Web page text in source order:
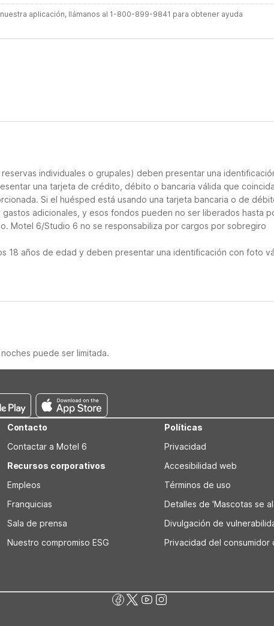
aplicación, llámanos al 1-800-899-9841 para obtener ayuda
individuales o grupales) deben presentar una
una tarjeta de crédito, débito o bancaria válida que
Si el huésped está usando una tarjeta bancaria o de
adicionales, y esos fondos pueden no ser liberados hasta
Motel 6/Studio 6 no se responsabiliza por cargos por sobregiro
18 años de edad y deben presentar una identificación con foto
puede ser limitada.
Contacto
Contactar a Motel 6
Recursos corporativos
Empleos
Franquicias
Sala de prensa
Nuestro compromiso ESG
Políticas
Privacidad
Accesibilidad web
Términos de uso
Detalles de 'Mascotas se
Divulgación de
Privacidad del consumidor